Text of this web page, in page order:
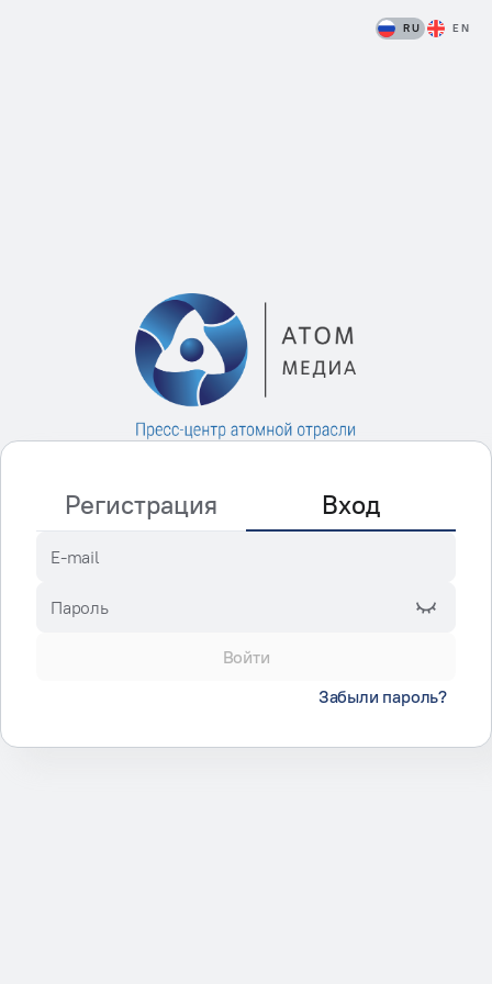
RU EN
Регистрация Вход
E-mail
Пароль
Войти
Забыли пароль?